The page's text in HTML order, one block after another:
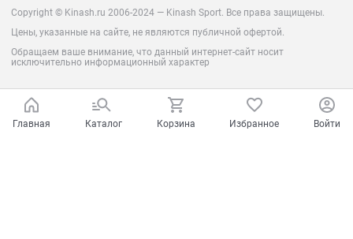
Copyright © Kinash.ru 2006-2024 — Kinash Sport. Все права защищены.
Цены, указанные на сайте, не являются публичной офертой.
Обращаем ваше внимание, что данный интернет-сайт носит
исключительно информационный характер
Главная Каталог Корзина Избранное Войти